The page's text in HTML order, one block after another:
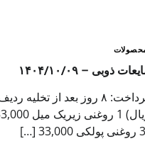
ذوبی – ۱۴۰۴/۱۰/۰۹
شرایط پرداخت: ۸ روز بعد از